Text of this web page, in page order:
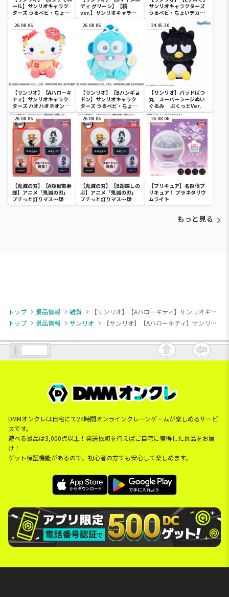
ール】サンリオキャラク
ターズ うるベビ・ちょい
ディ グリーン】【箱
ver.】サンリオキャラク
SOFVIMATES～マイメロ
ディ マーメイドver. ～
サンリオキャラクターズ
うるベビ・ちょいデカド
26.08.06
【サンリオ】【Aハローキ
ティ】サンリオキャラク
ターズ ハオハオネオンタ
ウンドールBIGタイプ1
26.08.06
【サンリオ】【Bハンギョ
ドン】サンリオキャラク
ターズ うるベビ・ちょい
デカドール
24.05.30
【サンリオ】バッドばつ
丸 スーパーラージぬい
ぐるみ ぷくっとVer.
26.08.06
【鬼滅の刃】【A煉獄杏寿
郎】アニメ「鬼滅の刃」
プチっと灯りマス～煉獄
杏寿郎・胡蝶しのぶ～
26.08.06
【鬼滅の刃】【B胡蝶しの
ぶ】アニメ「鬼滅の刃」
プチっと灯りマス～煉獄
杏寿郎・胡蝶しのぶ～
26.08.06
【プリキュア】名探偵プ
リキュア！ プラネタリウ
ムライト
もっと見る
トップ 景品情報 雑貨
【サンリオ】【Aハローキティ】サンリオキャラクターズ 顔デカクッション6
トップ
景品情報 サンリオ 【サンリオ】【Aハローキティ】サンリオキャラクターズ 顔デカクッション6
DMMオンクレは自宅にて24時間オンラインクレーンゲームが楽しめるサービ
スです。
遊べる景品は3,000点以上！発送依頼を行えばご自宅に獲得した景品をお届
け！
ゲット保証機能があるので、初心者の方でも安心して楽しめます。